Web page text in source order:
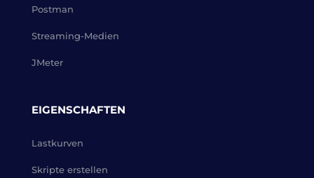
Postman
Streaming-Medien
JMeter
EIGENSCHAFTEN
Lastkurven
Skripte erstellen